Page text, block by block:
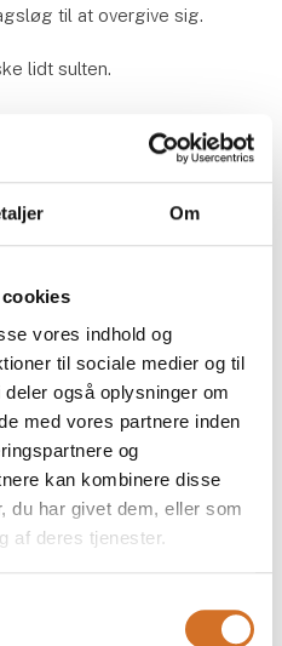
Om
vores indhold og
til sociale medier og til
også oplysninger om
med vores partnere inden
og
kan kombinere disse
du har givet dem, eller som
af deres tjenester.
til at overgive sig.
lidt sulten.
Gastronomy
Hauglund Faurschou
Cluster Denmark
Tønner Lisdorf